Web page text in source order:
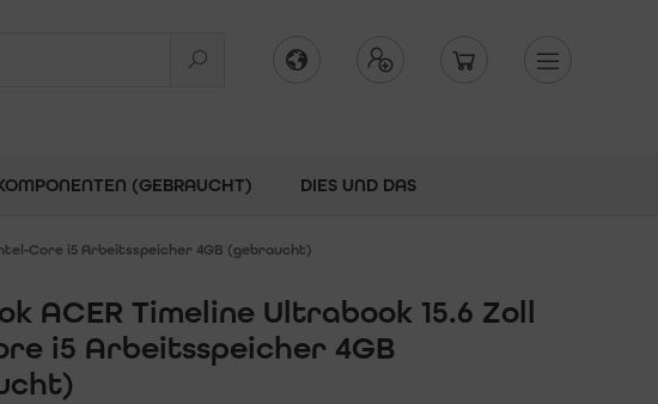
(GEBRAUCHT) DIES UND DAS
Core i5 Arbeitsspeicher 4GB (gebraucht)
ACER Timeline Ultrabook 15.6 Zoll
i5 Arbeitsspeicher 4GB